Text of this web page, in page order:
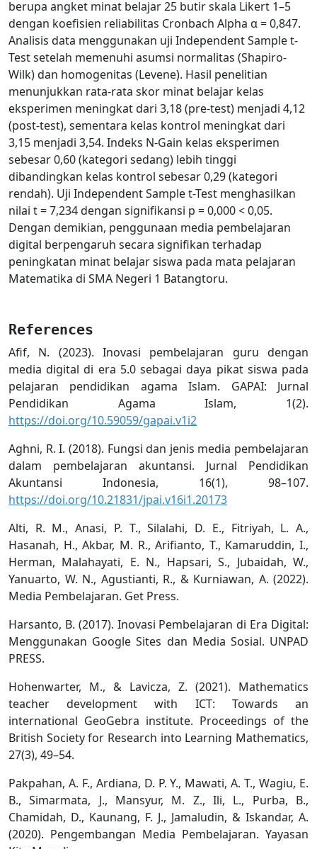
berupa angket minat belajar 25 butir skala Likert 1–5
dengan koefisien reliabilitas Cronbach Alpha α = 0,847.
Analisis data menggunakan uji Independent Sample t-
Test setelah memenuhi asumsi normalitas (Shapiro-
Wilk) dan homogenitas (Levene). Hasil penelitian
menunjukkan rata-rata skor minat belajar kelas
eksperimen meningkat dari 3,18 (pre-test) menjadi 4,12
(post-test), sementara kelas kontrol meningkat dari
3,15 menjadi 3,54. Indeks N-Gain kelas eksperimen
sebesar 0,60 (kategori sedang) lebih tinggi
dibandingkan kelas kontrol sebesar 0,29 (kategori
rendah). Uji Independent Sample t-Test menghasilkan
nilai t = 7,234 dengan signifikansi p = 0,000 < 0,05.
Dengan demikian, penggunaan media pembelajaran
digital berpengaruh secara signifikan terhadap
peningkatan minat belajar siswa pada mata pelajaran
Matematika di SMA Negeri 1 Batangtoru.
References
Afif, N. (2023). Inovasi pembelajaran guru dengan
media digital di era 5.0 sebagai daya pikat siswa pada
pelajaran pendidikan agama Islam. GAPAI: Jurnal
Pendidikan Agama Islam, 1(2).
https://doi.org/10.59059/gapai.v1i2
Aghni, R. I. (2018). Fungsi dan jenis media pembelajaran
dalam pembelajaran akuntansi. Jurnal Pendidikan
Akuntansi Indonesia, 16(1), 98–107.
https://doi.org/10.21831/jpai.v16i1.20173
Alti, R. M., Anasi, P. T., Silalahi, D. E., Fitriyah, L. A.,
Hasanah, H., Akbar, M. R., Arifianto, T., Kamaruddin, I.,
Herman, Malahayati, E. N., Hapsari, S., Jubaidah, W.,
Yanuarto, W. N., Agustianti, R., & Kurniawan, A. (2022).
Media Pembelajaran. Get Press.
Harsanto, B. (2017). Inovasi Pembelajaran di Era Digital:
Menggunakan Google Sites dan Media Sosial. UNPAD
PRESS.
Hohenwarter, M., & Lavicza, Z. (2021). Mathematics
teacher development with ICT: Towards an
international GeoGebra institute. Proceedings of the
British Society for Research into Learning Mathematics,
27(3), 49–54.
Pakpahan, A. F., Ardiana, D. P. Y., Mawati, A. T., Wagiu, E.
B., Simarmata, J., Mansyur, M. Z., Ili, L., Purba, B.,
Chamidah, D., Kaunang, F. J., Jamaludin, & Iskandar, A.
(2020). Pengembangan Media Pembelajaran. Yayasan